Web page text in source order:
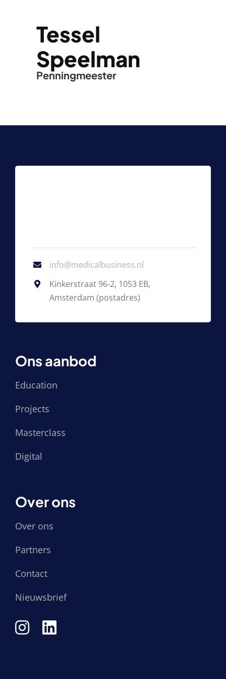
Tessel
Speelman
Penningmeester
info@medicalbusiness.nl
Kinkerstraat 96-2, 1053 EB,
Amsterdam (postadres)
Ons aanbod
Education
Projects
Masterclass
Digital
Over ons
Over ons
Partners
Contact
Nieuwsbrief